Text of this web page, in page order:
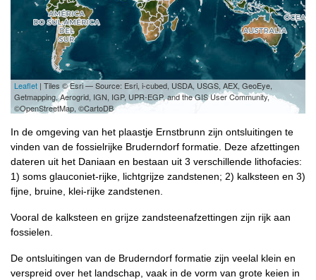
Leaflet | Tiles © Esri — Source: Esri, i-cubed, USDA, USGS, AEX, GeoEye,
Getmapping, Aerogrid, IGN, IGP, UPR-EGP, and the GIS User Community,
©OpenStreetMap, ©CartoDB
In de omgeving van het plaastje Ernstbrunn zijn ontsluitingen te
vinden van de fossielrijke Bruderndorf formatie. Deze afzettingen
dateren uit het Daniaan en bestaan uit 3 verschillende lithofacies:
1) soms glauconiet-rijke, lichtgrijze zandstenen; 2) kalksteen en 3)
fijne, bruine, klei-rijke zandstenen.
Vooral de kalksteen en grijze zandsteenafzettingen zijn rijk aan
fossielen.
De ontsluitingen van de Bruderndorf formatie zijn veelal klein en
verspreid over het landschap, vaak in de vorm van grote keien in